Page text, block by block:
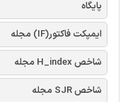
پایگاه
ایمپکت فاکتور(IF) مجله
شاخص H_index مجله
شاخص SJR مجله